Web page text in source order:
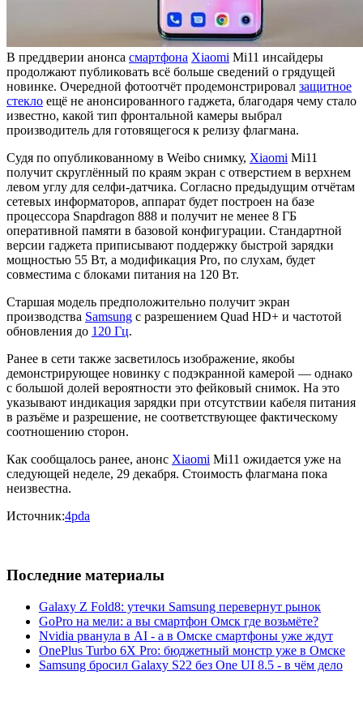
В преддверии анонса смартфона Xiaomi Mi11 инсайдеры
продолжают публиковать всё больше сведений о грядущей
новинке. Очередной фотоотчёт продемонстрировал защитное
стекло ещё не анонсированного гаджета, благодаря чему стало
известно, какой тип фронтальной камеры выбрал
производитель для готовящегося к релизу флагмана.
Судя по опубликованному в Weibo снимку, Xiaomi Mi11
получит скруглённый по краям экран с отверстием в верхнем
левом углу для селфи-датчика. Согласно предыдущим отчётам
сетевых информаторов, аппарат будет построен на базе
процессора Snapdragon 888 и получит не менее 8 ГБ
оперативной памяти в базовой конфигурации. Стандартной
версии гаджета приписывают поддержку быстрой зарядки
мощностью 55 Вт, а модификация Pro, по слухам, будет
совместима с блоками питания на 120 Вт.
Старшая модель предположительно получит экран
производства Samsung с разрешением Quad HD+ и частотой
обновления до 120 Гц.
Ранее в сети также засветилось изображение, якобы
демонстрирующее новинку с подэкранной камерой — однако
с большой долей вероятности это фейковый снимок. На это
указывают индикация зарядки при отсутствии кабеля питания
в разъёме и разрешение, не соответствующее фактическому
соотношению сторон.
Как сообщалось ранее, анонс Xiaomi Mi11 ожидается уже на
следующей неделе, 29 декабря. Стоимость флагмана пока
неизвестна.
Источник:4pda
Последние материалы
Galaxy Z Fold8: утечки Samsung перевернут рынок
GoPro на мели: а вы смартфон Омск где возьмёте?
Nvidia рванула в AI - а в Омске смартфоны уже ждут
OnePlus Turbo 6X Pro: бюджетный монстр уже в Омске
Samsung бросил Galaxy S22 без One UI 8.5 - в чём дело